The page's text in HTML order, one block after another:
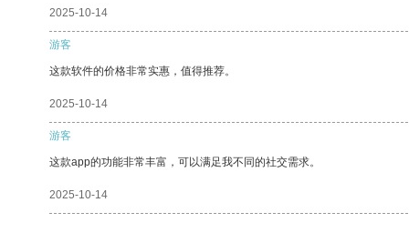
2025-10-14
游客
这款软件的价格非常实惠，值得推荐。
2025-10-14
游客
这款app的功能非常丰富，可以满足我不同的社交需求。
2025-10-14